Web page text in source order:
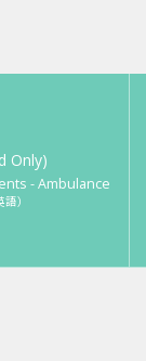
Only)
- Ambulance
）